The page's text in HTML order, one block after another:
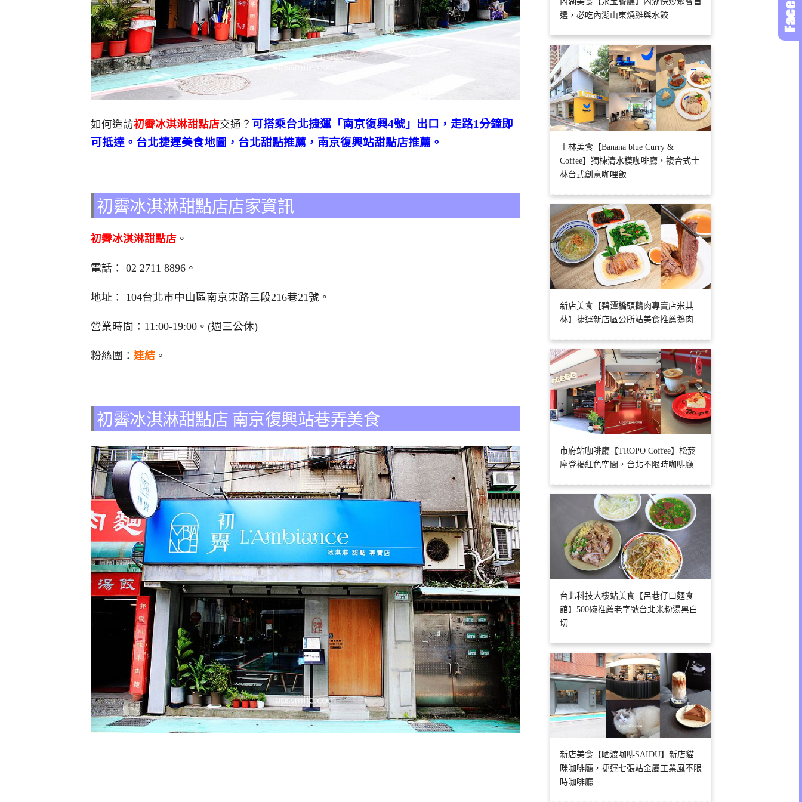
如何造訪初霽冰淇淋甜點店交通？ 可搭乘台北捷運「南京復興4號」出口，走路1分鐘即
可抵達。台北捷運美食地圖，台北甜點推薦，南京復興站甜點店推薦。
初霽冰淇淋甜點店店家資訊
初霽冰淇淋甜點店 。
電話： 02 2711 8896 。
地址： 104台北市中山區南京東路三段216巷21號 。
營業時間：11:00-19:00。(週三公休)
粉絲團： 連結 。
初霽冰淇淋甜點店 南京復興站巷弄美食
選，必吃內湖山東燒雞與水餃
士林美食【Banana blue Curry &
Coffee】獨棟清水模咖啡廳，複合式士
林台式創意咖哩飯
新店美食【碧潭橋頭鵝肉專賣店米其
林】捷運新店區公所站美食推薦鵝肉
市府站咖啡廳【TROPO Coffee】松菸
摩登褐紅色空間，台北不限時咖啡廳
台北科技大樓站美食【呂巷仔口麵食
館】500碗推薦老字號台北米粉湯黑白
切
新店美食【晒渡咖啡SAIDU】新店貓
咪咖啡廳，捷運七張站金屬工業風不限
時咖啡廳